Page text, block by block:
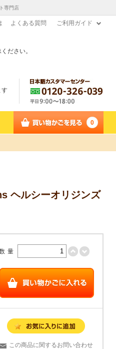
専門店
よくある質問 ご利用ガイド
ださい。
す
0
ヘルシーオリジンズ
量
この商品に関するお問い合わせ